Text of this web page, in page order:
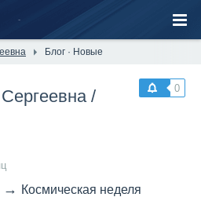
Блог · Новые
0
/
→ Космическая неделя